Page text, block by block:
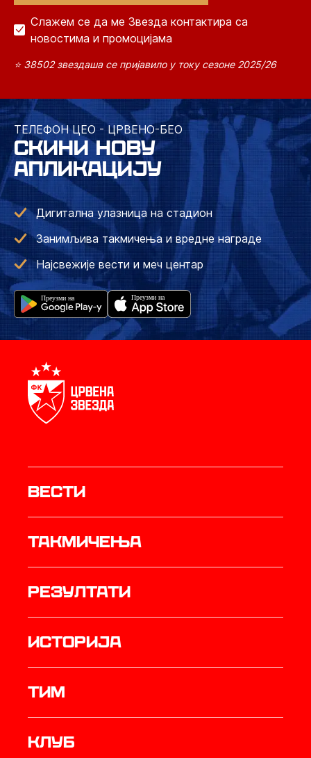
Слажем се да ме Звезда контактира са
новостима и промоцијама
⭐ 38502 звездаша се пријавило у току сезоне 2025/26
ТЕЛЕФОН ЦЕО - ЦРВЕНО-БЕО
СКИНИ НОВУ
АПЛИКАЦИЈУ
Дигитална улазница на стадион
Занимљива такмичења и вредне награде
Најсвежије вести и меч центар
Вести
Такмичења
резултати
историја
ТИМ
Клуб